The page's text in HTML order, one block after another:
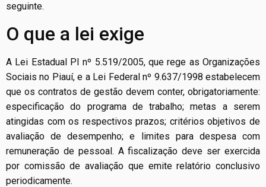
seguinte.
O que a lei exige
A Lei Estadual PI nº 5.519/2005, que rege as Organizações
Sociais no Piauí, e a Lei Federal nº 9.637/1998 estabelecem
que os contratos de gestão devem conter, obrigatoriamente:
especificação do programa de trabalho; metas a serem
atingidas com os respectivos prazos; critérios objetivos de
avaliação de desempenho; e limites para despesa com
remuneração de pessoal. A fiscalização deve ser exercida
por comissão de avaliação que emite relatório conclusivo
periodicamente.